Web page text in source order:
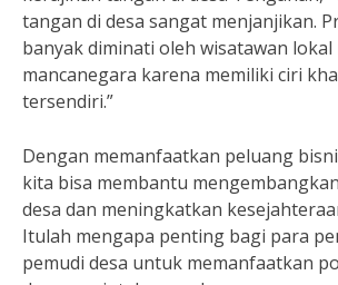
tangan di desa sangat menjanjikan.
banyak diminati oleh wisatawan
mancanegara karena memiliki ciri
tersendiri.”
Dengan memanfaatkan peluang
kita bisa membantu
desa dan meningkatkan
Itulah mengapa penting bagi para
pemudi desa untuk memanfaatkan